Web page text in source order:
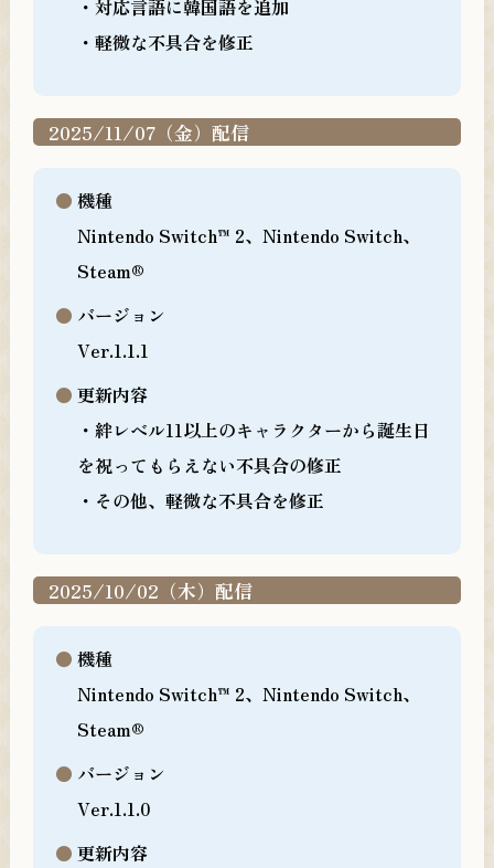
・対応言語に韓国語を追加
・軽微な不具合を修正
2025/11/07（金）配信
機種
Nintendo Switch™ 2、Nintendo Switch、
Steam®
バージョン
Ver.1.1.1
更新内容
・絆レベル11以上のキャラクターから誕生日
を祝ってもらえない不具合の修正
・その他、軽微な不具合を修正
2025/10/02（木）配信
機種
Nintendo Switch™ 2、Nintendo Switch、
Steam®
バージョン
Ver.1.1.0
更新内容